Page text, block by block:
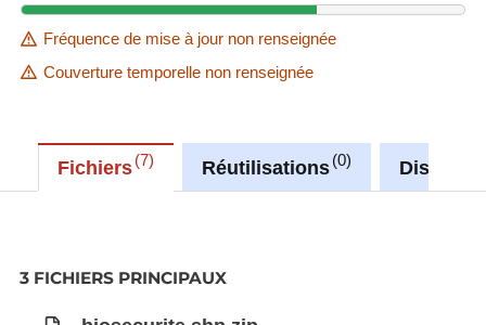
Fréquence de mise à jour non renseignée
Couverture temporelle non renseignée
Fichiers 7 Réutilisations 0
3 FICHIERS PRINCIPAUX